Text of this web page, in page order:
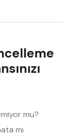
mu?
mı